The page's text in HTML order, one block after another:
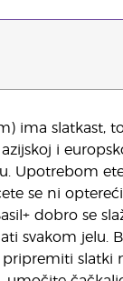
ima slatkast,
i
Upotrebom
se ni
dobro se
svakom jelu.